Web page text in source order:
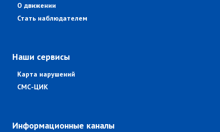
О движении
Стать наблюдателем
Наши сервисы
Карта нарушений
СМС-ЦИК
Информационные каналы